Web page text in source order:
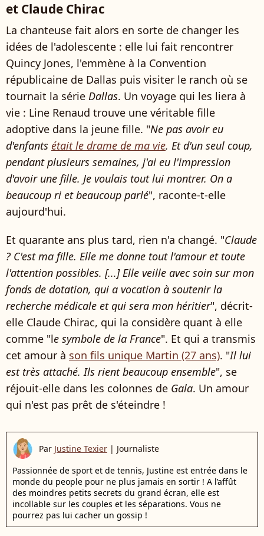
et Claude Chirac
La chanteuse fait alors en sorte de changer les
idées de l'adolescente : elle lui fait rencontrer
Quincy Jones, l'emmène à la Convention
républicaine de Dallas puis visiter le ranch où se
tournait la série Dallas. Un voyage qui les liera à
vie : Line Renaud trouve une véritable fille
adoptive dans la jeune fille. "Ne pas avoir eu
d'enfants était le drame de ma vie. Et d'un seul coup,
pendant plusieurs semaines, j'ai eu l'impression
d'avoir une fille. Je voulais tout lui montrer. On a
beaucoup ri et beaucoup parlé", raconte-t-elle
aujourd'hui.
Et quarante ans plus tard, rien n'a changé. "Claude
? C'est ma fille. Elle me donne tout l'amour et toute
l'attention possibles. [...] Elle veille avec soin sur mon
fonds de dotation, qui a vocation à soutenir la
recherche médicale et qui sera mon héritier", décrit-
elle Claude Chirac, qui la considère quant à elle
comme "le symbole de la France". Et qui a transmis
cet amour à son fils unique Martin (27 ans). "Il lui
est très attaché. Ils rient beaucoup ensemble", se
réjouit-elle dans les colonnes de Gala. Un amour
qui n'est pas prêt de s'éteindre !
Par Justine Texier | Journaliste
Passionnée de sport et de tennis, Justine est entrée dans le
monde du people pour ne plus jamais en sortir ! A l’affût
des moindres petits secrets du grand écran, elle est
incollable sur les couples et les séparations. Vous ne
pourrez pas lui cacher un gossip !